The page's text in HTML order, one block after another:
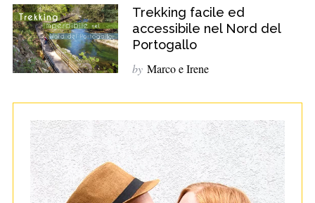
Trekking facile ed
accessibile nel Nord del
Portogallo
by Marco e Irene